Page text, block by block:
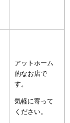
アットホーム
的なお店で
す。
気軽に寄って
ください。